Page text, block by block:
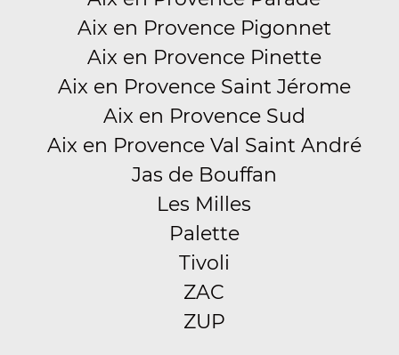
Aix en Provence Pigonnet
Aix en Provence Pinette
Aix en Provence Saint Jérome
Aix en Provence Sud
Aix en Provence Val Saint André
Jas de Bouffan
Les Milles
Palette
Tivoli
ZAC
ZUP